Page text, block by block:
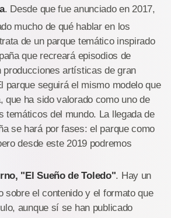
. Desde que fue anunciado en 2017,
mucho de qué hablar en los
de un parque temático inspirado
que recreará episodios de
producciones artísticas de gran
parque seguirá el mismo modelo que
que ha sido valorado como uno de
temáticos del mundo. La llegada de
se hará por fases: el parque como
desde este 2019 podremos
"El Sueño de Toledo". Hay un
sobre el contenido y el formato que
aunque sí se han publicado